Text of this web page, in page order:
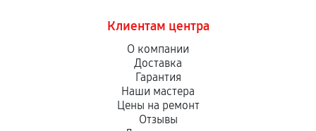
Клиентам центра
О компании
Доставка
Гарантия
Наши мастера
Цены на ремонт
Отзывы